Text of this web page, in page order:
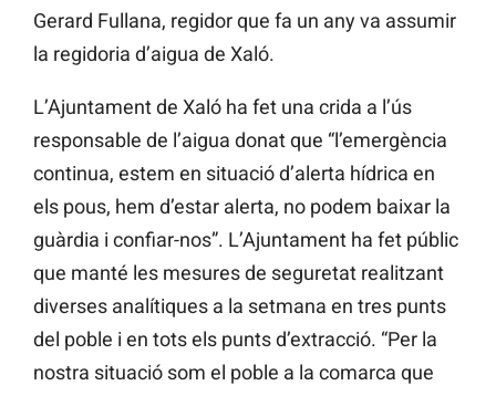
Gerard Fullana, regidor que fa un any va assumir
la regidoria d’aigua de Xaló.
L’Ajuntament de Xaló ha fet una crida a l’ús
responsable de l’aigua donat que “l’emergència
continua, estem en situació d’alerta hídrica en
els pous, hem d’estar alerta, no podem baixar la
guàrdia i confiar-nos”. L’Ajuntament ha fet públic
que manté les mesures de seguretat realitzant
diverses analítiques a la setmana en tres punts
del poble i en tots els punts d’extracció. “Per la
nostra situació som el poble a la comarca que